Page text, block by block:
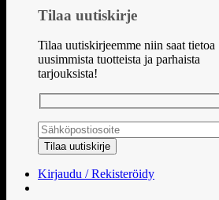
Tilaa uutiskirje
Tilaa uutiskirjeemme niin saat tietoa
uusimmista tuotteista ja parhaista
tarjouksista!
Kirjaudu / Rekisteröidy